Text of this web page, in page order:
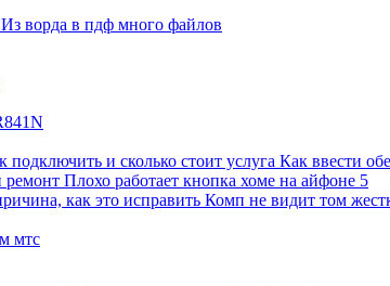
ворда в пдф много файлов
и сколько стоит услуга Как ввести
Плохо работает кнопка хоме на айфоне 5
как это исправить Комп не видит том
мтс